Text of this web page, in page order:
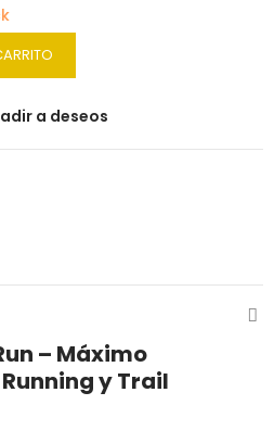
a deseos
– Máximo
y Trail